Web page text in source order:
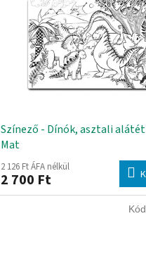
Színező - Dínók, asztali
Mat
2 126 Ft ÁFA nélkül
2 700 Ft